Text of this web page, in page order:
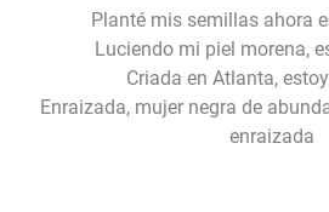
Planté mis semillas ahora
Luciendo mi piel morena,
Criada en Atlanta,
Enraizada, mujer negra de
enraizada